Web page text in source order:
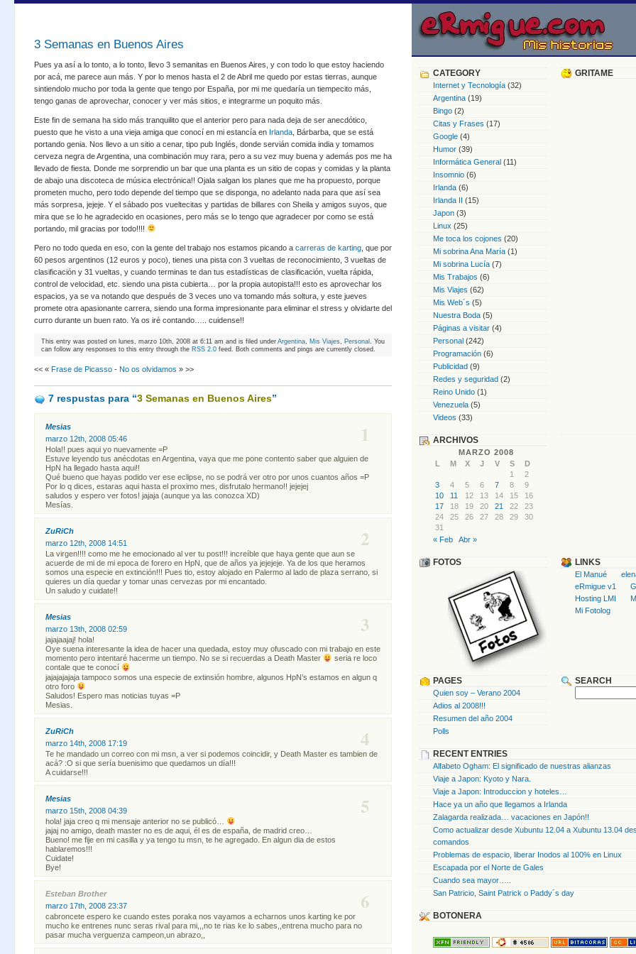
3 Semanas en Buenos Aires
Pues ya así a lo tonto, a lo tonto, llevo 3 semanitas en Buenos Aires, y con todo lo que estoy haciendo
por acá, me parece aun más. Y por lo menos hasta el 2 de Abril me quedo por estas tierras, aunque
sintiendolo mucho por toda la gente que tengo por España, por mi me quedaría un tiempecito más,
tengo ganas de aprovechar, conocer y ver más sitios, e integrarme un poquito más.
Este fin de semana ha sido más tranquilito que el anterior pero para nada deja de ser anecdótico,
puesto que he visto a una vieja amiga que conocí en mi estancía en Irlanda , Bárbarba, que se está
portando genia. Nos llevo a un sitio a cenar, tipo pub Inglés, donde servián comida india y tomamos
cerveza negra de Argentina, una combinación muy rara, pero a su vez muy buena y además pos me ha
llevado de fiesta. Donde me sorprendio un bar que una planta es un sitio de copas y comidas y la planta
de abajo una discoteca de música electrónica!! Ojala salgan los planes que me ha propuesto, porque
prometen mucho, pero todo depende del tiempo que se disponga, no adelanto nada para que así sea
más sorpresa, jejeje. Y el sábado pos vueltecitas y partidas de billares con Sheila y amigos suyos, que
mira que se lo he agradecido en ocasiones, pero más se lo tengo que agradecer por como se está
portando, mil gracias por todo!!!!
Pero no todo queda en eso, con la gente del trabajo nos estamos picando a carreras de karting , que por
60 pesos argentinos (12 euros y poco), tienes una pista con 3 vueltas de reconocimiento, 3 vueltas de
clasificación y 31 vueltas, y cuando terminas te dan tus estadísticas de clasificación, vuelta rápida,
control de velocidad, etc. siendo una pista cubierta… por la propia autopista!!! esto es aprovechar los
espacios, ya se va notando que después de 3 veces uno va tomando más soltura, y este jueves
promete otra apasionante carrera, siendo una forma impresionante para eliminar el stress y olvidarte del
curro durante un buen rato. Ya os iré contando….. cuidense!!
This entry was posted on lunes, marzo 10th, 2008 at 6:11 am and is filed underArgentina Mis Viajes Personal . You
can follow any responses to this entry through the RSS 2.0 feed. Both comments and pings are currently closed.
<< « Frase de Picasso - No os olvidamos » >>
7 respustas para “3 Semanas en Buenos Aires”
1
Mesias
marzo 12th, 2008 05:46
Hola!! pues aqui yo nuevamente =P
Estuve leyendo tus anécdotas en Argentina, vaya que me pone contento saber que alguien de
HpN ha llegado hasta aqui!!
Qué bueno que hayas podido ver ese eclipse, no se podrá ver otro por unos cuantos años =P
Por lo q dices, estaras aqui hasta el proximo mes, disfrutalo hermano!! jejejej
saludos y espero ver fotos! jajaja (aunque ya las conozca XD)
Mesías.
2
ZuRiCh
marzo 12th, 2008 14:51
La virgen!!!! como me he emocionado al ver tu post!!! increíble que haya gente que aun se
acuerde de mi de mi epoca de forero en HpN, que de años ya jejejeje. Ya de los que heramos
somos una especie en extinción!!! Pues tio, estoy alojado en Palermo al lado de plaza serrano, si
quieres un día quedar y tomar unas cervezas por mi encantado.
Un saludo y cuidate!!
3
Mesias
marzo 13th, 2008 02:59
jajajaajaj! hola!
Oye suena interesante la idea de hacer una quedada, estoy muy ofuscado con mi trabajo en este
momento pero intentaré hacerme un tiempo. No se si recuerdas a Death Master
seria re loco
contale que te conocí
jajajajajaja tampoco somos una especie de extinsión hombre, algunos HpN’s estamos en algun q
otro foro
Saludos! Espero mas noticias tuyas =P
Mesias.
4
ZuRiCh
marzo 14th, 2008 17:19
Te he mandado un correo con mi msn, a ver si podemos coincidir, y Death Master es tambien de
acá? :O si que sería buenisimo que quedamos un día!!!
A cuidarse!!!
5
Mesias
marzo 15th, 2008 04:39
hola! jaja creo q mi mensaje anterior no se publicó…
jajaj no amigo, death master no es de aqui, él es de españa, de madrid creo…
Bueno! me fije en mi casilla y ya tengo tu msn, te he agregado. En algun dia de estos
hablaremos!!!
Cuidate!
Bye!
6
Esteban Brother
marzo 17th, 2008 23:37
cabroncete espero ke cuando estes poraka nos vayamos a echarnos unos karting ke por
mucho ke entrenes nunc seras rival para mi,,,no te rias ke lo sabes,,entrena mucho para no
pasar mucha verguenza campeon,un abrazo,,
CATEGORY
Internet y Tecnología (32)
Argentina (19)
Bingo (2)
Citas y Frases (17)
Google (4)
Humor (39)
Informática General (11)
Insomnio (6)
Irlanda (6)
Irlanda II (15)
Japon (3)
Linux (25)
Me toca los cojones (20)
Mi sobrina Ana María (1)
Mi sobrina Lucía (7)
Mis Trabajos (6)
Mis Viajes (62)
Mis Web´s (5)
Nuestra Boda (5)
Páginas a visitar (4)
Personal (242)
Programación (6)
Publicidad (9)
Redes y seguridad (2)
Reino Unido (1)
Venezuela (5)
Videos (33)
GRITAME
ARCHIVOS
MARZO 2008
L
M X J V S
D
1
2
3
4 5 6 7 8
9
10
11 12 13 14 15
16
17
18 19 20 21 22
23
24
25 26 27 28 29
30
31
« Feb
Abr »
FOTOS LINKS
El Manué
eRmigue v1
Hosting LMI
Mi Fotolog
PAGES
Quien soy – Verano 2004
Adios al 2008!!!
Resumen del año 2004
Polls
SEARCH
RECENT ENTRIES
Alfabeto Ogham: El significado de nuestras alianzas
Viaje a Japon: Kyoto y Nara.
Viaje a Japon: Introduccion y hoteles…
Hace ya un año que llegamos a Irlanda
Zalagarda realizada… vacaciones en Japón!!
Como actualizar desde Xubuntu 12.04 a Xubuntu 13.04
comandos
Problemas de espacio, liberar Inodos al 100% en Linux
Escapada por el Norte de Gales
Cuando sea mayor…..
San Patricio, Saint Patrick o Paddy´s day
BOTONERA